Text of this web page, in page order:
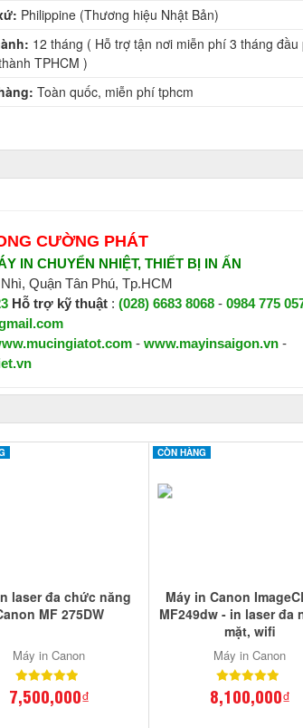
Philippine (Thương hiệu Nhật Bản)
12 tháng ( Hỗ trợ tận nơi miễn phí 3 tháng đầu
TPHCM )
Toàn quốc, miễn phí tphcm
CƯỜNG PHÁT
IN CHUYỂN NHIỆT, THIẾT BỊ IN ẤN
Quận Tân Phú, Tp.HCM
Hỗ trợ kỹ thuật :(028) 6683 8068 -0984 775
-www.mayinsaigon.vn -
laser đa chức năng
MF 275DW
Máy in Canon
7,500,000₫
CÒN HÀNG
Máy in Canon
MF249dw - in laser đa
mặt, wifi
Máy in Canon
8,100,000₫